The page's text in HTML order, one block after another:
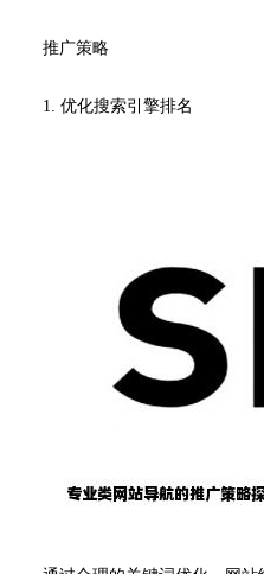
推广策略
1. 优化搜索引擎排名